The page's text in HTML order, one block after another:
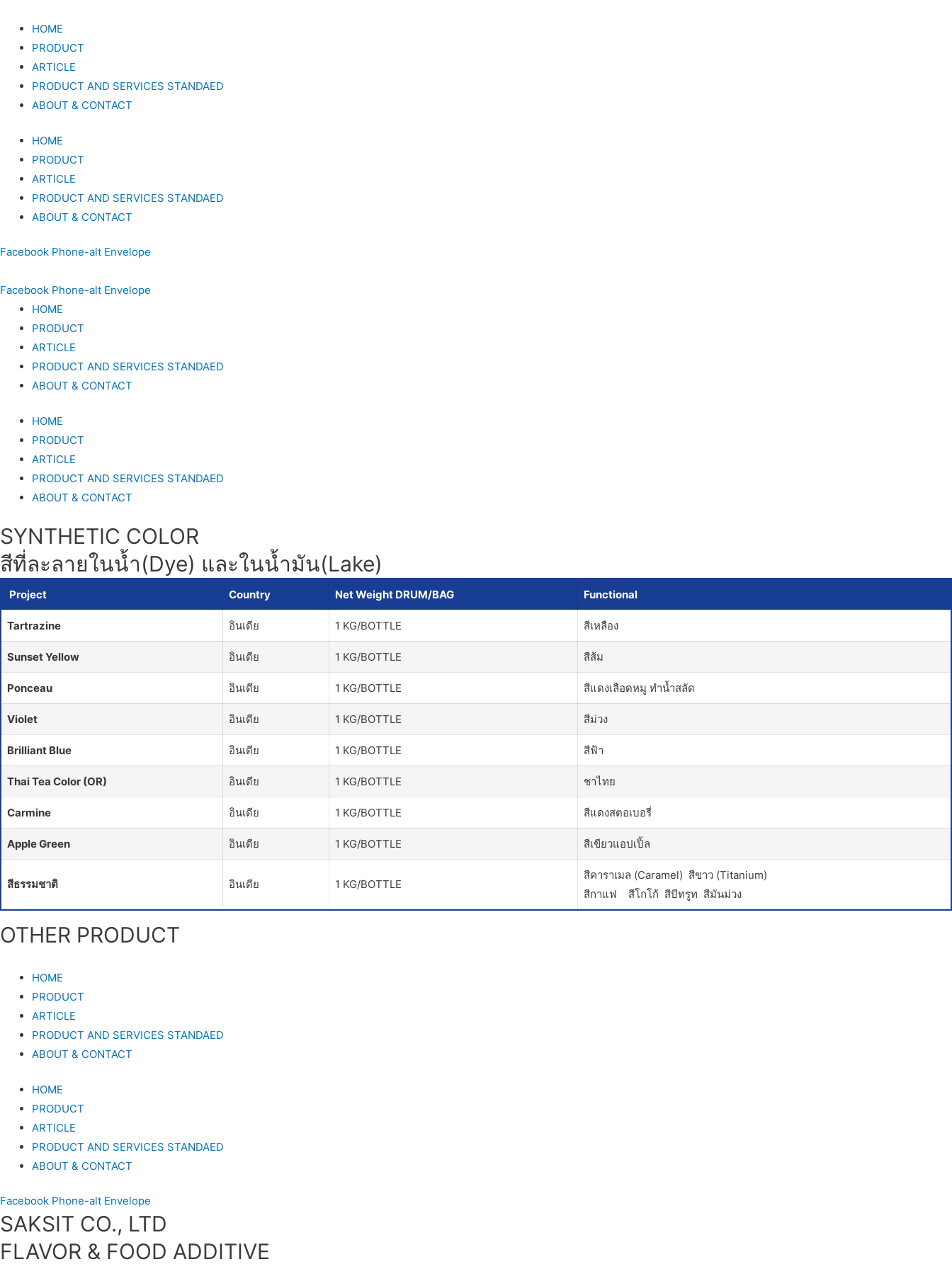
HOME
PRODUCT
ARTICLE
PRODUCT AND SERVICES STANDAED
ABOUT & CONTACT
HOME
PRODUCT
ARTICLE
PRODUCT AND SERVICES STANDAED
ABOUT & CONTACT
Facebook Phone-alt Envelope
Facebook Phone-alt Envelope
HOME
PRODUCT
ARTICLE
PRODUCT AND SERVICES STANDAED
ABOUT & CONTACT
HOME
PRODUCT
ARTICLE
PRODUCT AND SERVICES STANDAED
ABOUT & CONTACT
SYNTHETIC COLOR
สีที่ละลายในน้ำ(Dye) และในน้ำมัน(Lake)
Project Country Net Weight DRUM/BAG Functional
Tartrazine อินเดีย 1 KG/BOTTLE สีเหลือง
Sunset Yellow อินเดีย 1 KG/BOTTLE สีส้ม
Ponceau อินเดีย 1 KG/BOTTLE สีแดงเลือดหมู ทำน้ำสลัด
Violet อินเดีย 1 KG/BOTTLE สีม่วง
Brilliant Blue อินเดีย 1 KG/BOTTLE สีฟ้า
Thai Tea Color (OR) อินเดีย 1 KG/BOTTLE ชาไทย
Carmine อินเดีย 1 KG/BOTTLE สีแดงสตอเบอรี่
Apple Green อินเดีย 1 KG/BOTTLE สีเขียวแอปเปิ้ล
สีธรรมชาติ อินเดีย 1 KG/BOTTLE
สีคาราเมล (Caramel) สีขาว (Titanium)
สีกาแฟ สีโกโก้ สีบีทรูท สีมันม่วง
OTHER PRODUCT
HOME
PRODUCT
ARTICLE
PRODUCT AND SERVICES STANDAED
ABOUT & CONTACT
HOME
PRODUCT
ARTICLE
PRODUCT AND SERVICES STANDAED
ABOUT & CONTACT
Facebook Phone-alt Envelope
SAKSIT CO., LTD
FLAVOR & FOOD ADDITIVE